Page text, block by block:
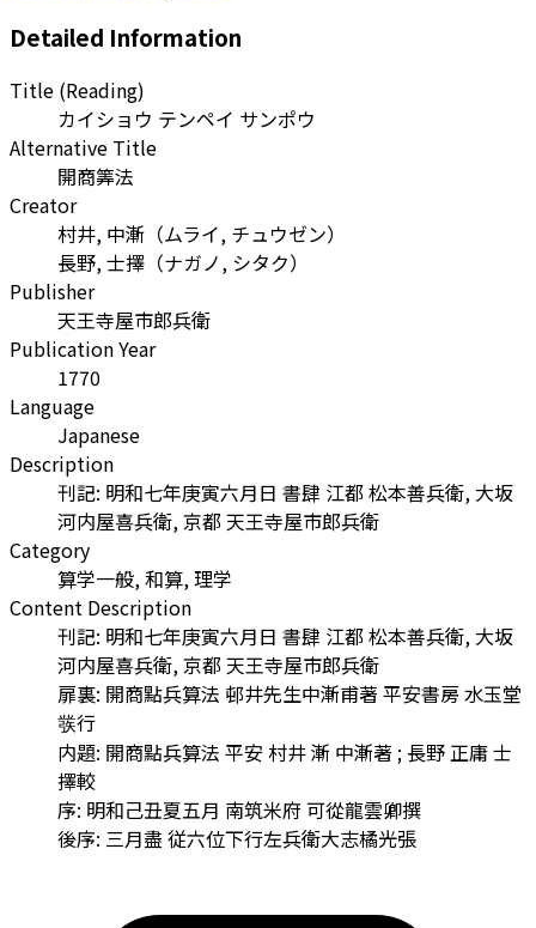
Detailed Information
Title (Reading)
カイショウ テンペイ サンポウ
Alternative Title
開商筭法
Creator
村井, 中漸 （ムライ, チュウゼン）
長野, 士擇 （ナガノ, シタク）
Publisher
天王寺屋市郎兵衛
Publication Year
1770
Language
Japanese
Description
刊記: 明和七年庚寅六月日 書肆 江都 松本善兵衛, 大坂
河内屋喜兵衛, 京都 天王寺屋市郎兵衛
Category
算学一般, 和算, 理学
Content Description
刊記: 明和七年庚寅六月日 書肆 江都 松本善兵衛, 大坂
河内屋喜兵衛, 京都 天王寺屋市郎兵衛
扉裏: 開商點兵算法 邨井先生中漸甫著 平安書房 水玉堂
彂行
内題: 開商點兵算法 平安 村井 漸 中漸著 ; 長野 正庸 士
擇較
序: 明和己丑夏五月 南筑米府 可從龍雲卿撰
後序: 三月盡 従六位下行左兵衛大志橘光張